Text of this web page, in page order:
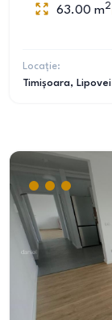
63.00 m2
Locație:
Timișoara, Lipovei